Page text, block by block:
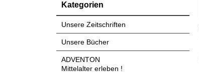
Kategorien
Unsere Zeitschriften
Unsere Bücher
ADVENTON
Mittelalter erleben !